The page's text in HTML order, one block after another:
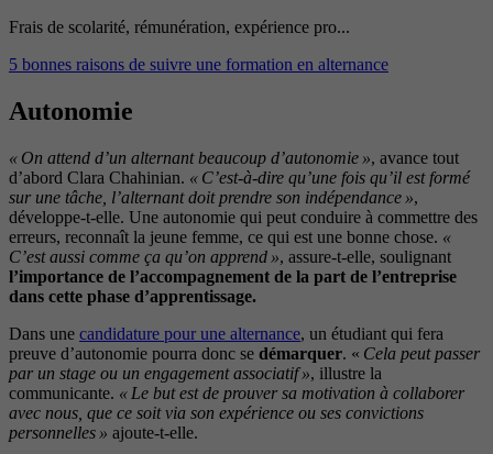
Frais de scolarité, rémunération, expérience pro...
5 bonnes raisons de suivre une formation en alternance
Autonomie
« On attend d’un alternant beaucoup d’autonomie », avance tout
d’abord Clara Chahinian. « C’est-à-dire qu’une fois qu’il est formé
sur une tâche, l’alternant doit prendre son indépendance »,
développe-t-elle. Une autonomie qui peut conduire à commettre des
erreurs, reconnaît la jeune femme, ce qui est une bonne chose. «
C’est aussi comme ça qu’on apprend », assure-t-elle, soulignant
l’importance de l’accompagnement de la part de l’entreprise
dans cette phase d’apprentissage.
Dans une candidature pour une alternance, un étudiant qui fera
preuve d’autonomie pourra donc se démarquer. « Cela peut passer
par un stage ou un engagement associatif », illustre la
communicante. « Le but est de prouver sa motivation à collaborer
avec nous, que ce soit via son expérience ou ses convictions
personnelles » ajoute-t-elle.